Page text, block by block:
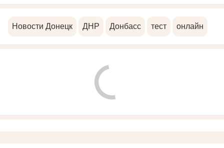
Новости Донецк ДНР Донбасс тест онлайн